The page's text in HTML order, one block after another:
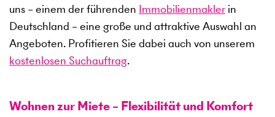
uns – einem der führenden Immobilienmakler in
Deutschland – eine große und attraktive Auswahl an
Angeboten. Profitieren Sie dabei auch von unserem
kostenlosen Suchauftrag.
Wohnen zur Miete – Flexibilität und Komfort